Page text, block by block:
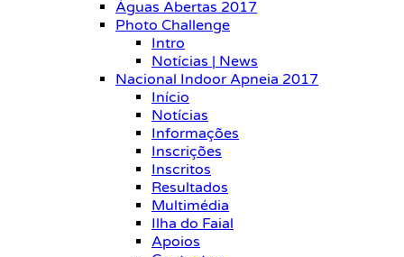
Águas Abertas 2017
Photo Challenge
Intro
Notícias | News
Nacional Indoor Apneia 2017
Início
Notícias
Informações
Inscrições
Inscritos
Resultados
Multimédia
Ilha do Faial
Apoios